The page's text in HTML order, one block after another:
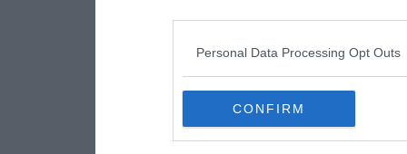
Personal Data Processing Opt Outs
CONFIRM